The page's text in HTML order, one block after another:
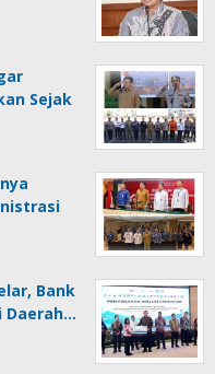
Sejak
Bank
Daerah…